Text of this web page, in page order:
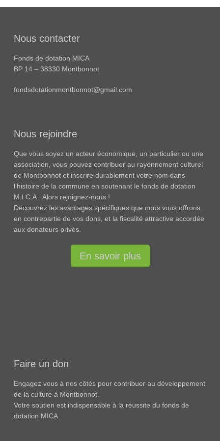
Nous contacter
Fonds de dotation MICA
BP 14 – 38330 Montbonnot
fondsdotationmontbonnot@gmail.com
Nous rejoindre
Que vous soyez un acteur économique, un particulier ou une
association, vous pouvez contribuer au rayonnement culturel
de Montbonnot et inscrire durablement votre nom dans
l’histoire de la commune en soutenant le fonds de dotation
M.I.C.A.. Alors rejoignez-nous !
Découvrez les avantages spécifiques que nous vous offrons,
en contrepartie de vos dons, et la fiscalité attractive accordée
aux donateurs privés.
En savoir plus
Faire un don
Engagez vous à nos côtés pour contribuer au développement
de la culture à Montbonnot.
Votre soutien est indispensable à la réussite du fonds de
dotation MICA.